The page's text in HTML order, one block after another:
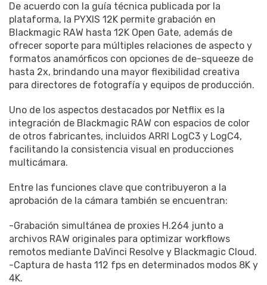
De acuerdo con la guía técnica publicada por la
plataforma, la PYXIS 12K permite grabación en
Blackmagic RAW hasta 12K Open Gate, además de
ofrecer soporte para múltiples relaciones de aspecto y
formatos anamórficos con opciones de de-squeeze de
hasta 2x, brindando una mayor flexibilidad creativa
para directores de fotografía y equipos de producción.
Uno de los aspectos destacados por Netflix es la
integración de Blackmagic RAW con espacios de color
de otros fabricantes, incluidos ARRI LogC3 y LogC4,
facilitando la consistencia visual en producciones
multicámara.
Entre las funciones clave que contribuyeron a la
aprobación de la cámara también se encuentran:
-Grabación simultánea de proxies H.264 junto a
archivos RAW originales para optimizar workflows
remotos mediante DaVinci Resolve y Blackmagic Cloud.
-Captura de hasta 112 fps en determinados modos 8K y
4K.